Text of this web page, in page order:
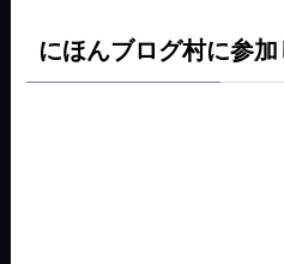
にほんブログ村に参加